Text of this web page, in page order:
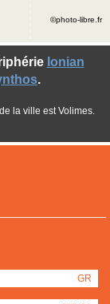
GR
Ionian
.
la ville est Volimes.
©photo-libre.fr